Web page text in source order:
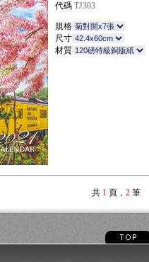
代碼 TJ303
規格
尺寸
材質
共 1頁， 2 筆